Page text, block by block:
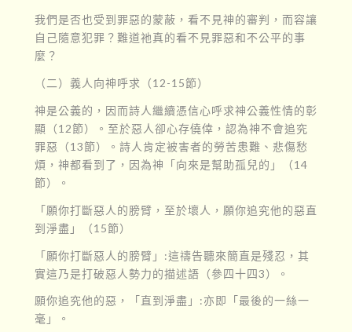
我們是否也受到罪惡的蒙蔽，看不見神的審判，而容讓
自己隨意犯罪？難道祂真的看不見罪惡和不公平的事
麼？
（二）義人向神呼求（12-15節）
神是公義的，因而詩人繼續憑信心呼求神公義性情的彰
顯（12節）。至於惡人卻心存僥倖，認為神不會追究
罪惡（13節）。詩人肯定被害者的勞苦患難、悲傷愁
煩，神都看到了，因為神「向來是幫助孤兒的」（14
節）。
「願你打斷惡人的膀臂，至於壞人，願你追究他的惡直
到淨盡」（15節）
「願你打斷惡人的膀臂」:這禱告聽來簡直是殘忍，其
實這乃是打破惡人勢力的描述語（參四十四3）。
願你追究他的惡，「直到淨盡」:亦即「最後的一絲一
毫」。